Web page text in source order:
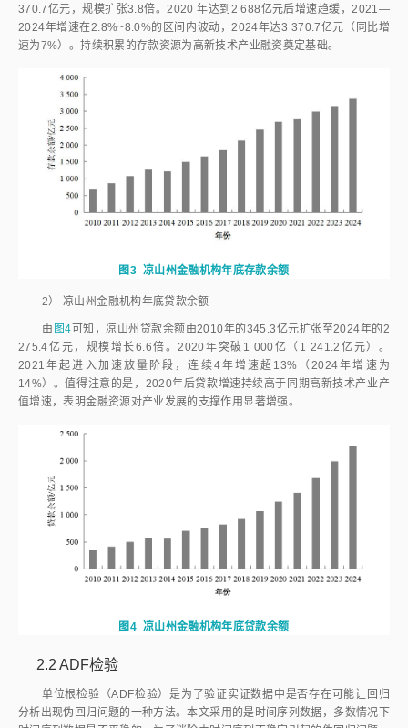
370.7亿元，规模扩张3.8倍。2020 年达到2 688亿元后增速趋缓，2021—
2024年增速在2.8%~8.0%的区间内波动，2024年达3 370.7亿元（同比增
速为7%）。持续积累的存款资源为高新技术产业融资奠定基础。
图3 凉山州金融机构年底存款余额
2） 凉山州金融机构年底贷款余额
由 图4 可知，凉山州贷款余额由2010年的345.3亿元扩张至2024年的2
275.4亿元，规模增长6.6倍。2020年突破1 000亿（1 241.2亿元）。
2021年起进入加速放量阶段，连续4年增速超13%（2024年增速为
14%）。值得注意的是，2020年后贷款增速持续高于同期高新技术产业产
值增速，表明金融资源对产业发展的支撑作用显著增强。
图4 凉山州金融机构年底贷款余额
2.2 ADF检验
单位根检验（ADF检验）是为了验证实证数据中是否存在可能让回归
分析出现伪回归问题的一种方法。本文采用的是时间序列数据，多数情况下